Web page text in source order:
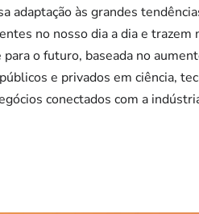
adaptação às grandes
no nosso dia a dia e trazem
o futuro, baseada no
e privados em ciência,
conectados com a